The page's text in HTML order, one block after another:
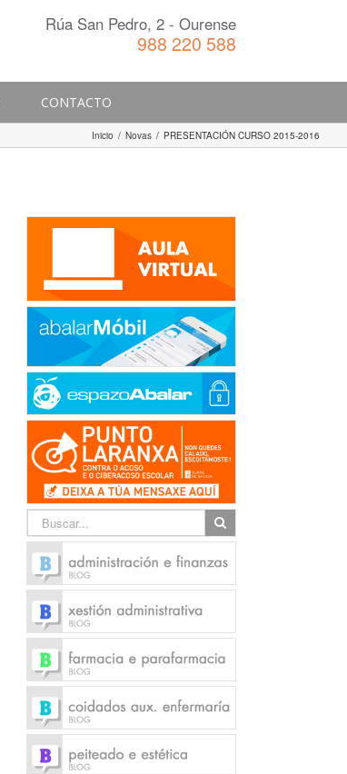
Rúa San Pedro, 2 - Ourense
988 220 588
CONTACTO
Inicio / Novas / PRESENTACIÓN CURSO 2015-2016